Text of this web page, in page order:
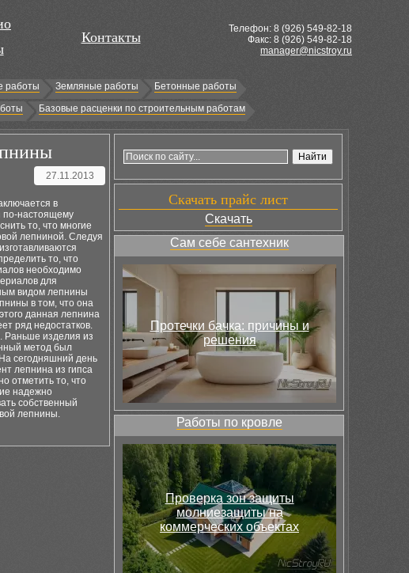
Контакты
Телефон: 8 (926) 549-82-18
Факс: 8 (926) 549-82-18
manager@nicstroy.ru
работы Земляные работы
Бетонные работы
Базовые расценки по строительным работам
27.11.2013
в
по-настоящему
то, что многие
лепниной. Следуя
то, что
необходимо
для
видом лепнины
в том, что она
данная лепнина
ряд недостатков.
Раньше изделия из
метод был
сегодняшний день
лепнина из гипса
отметить то, что
надежно
собственный
лепнины.
Скачать прайс лист
Скачать
Сам себе сантехник
Протечки бачка: причины и
решения
Работы по кровле
Проверка зон защиты
молниезащиты на
коммерческих объектах